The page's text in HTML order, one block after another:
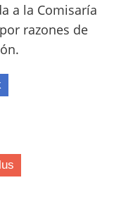
a la Comisaría
razones de